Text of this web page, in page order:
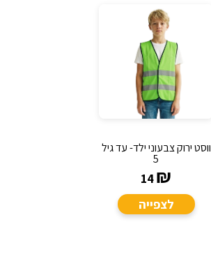
ווסט ירוק צבעוני ילד- עד גיל
5
₪
14
לצפייה